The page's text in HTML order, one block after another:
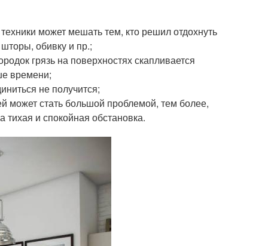
может мешать тем, кто решил отдохнуть
обивку и пр.;
грязь на поверхностях скапливается
времени;
не получится;
может стать большой проблемой, тем более,
и спокойная обстановка.